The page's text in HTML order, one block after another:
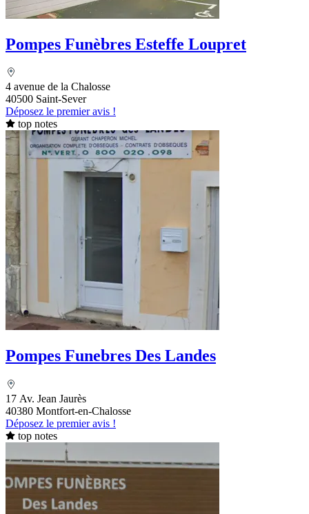
Pompes Funèbres Esteffe Loupret
4 avenue de la Chalosse
40500 Saint-Sever
Déposez le premier avis !
top notes
Pompes Funebres Des Landes
17 Av. Jean Jaurès
40380 Montfort-en-Chalosse
Déposez le premier avis !
top notes